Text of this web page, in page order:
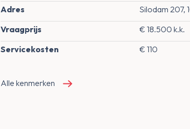
Adres
Silodam 207,
Vraagprijs
€ 18.500 k.k.
Servicekosten
€ 110
Alle kenmerken